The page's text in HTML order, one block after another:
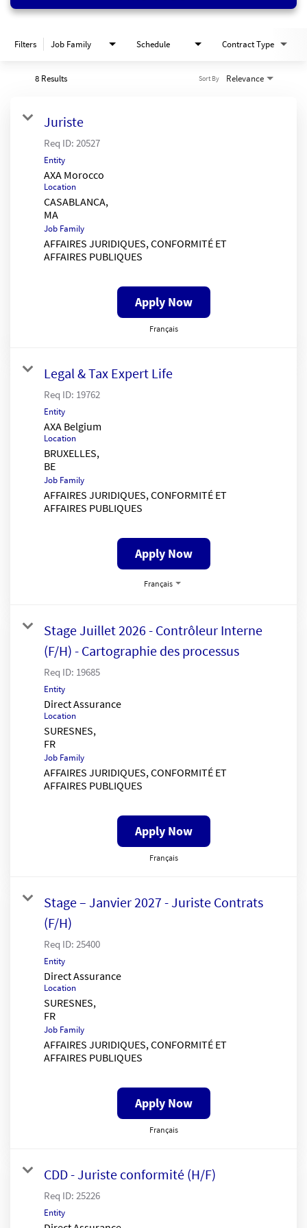
Filters Job Family Schedule Contract Type
8 Results Relevance
Sort By
Juriste
Req ID: 20527
Entity
AXA Morocco
Location
CASABLANCA,
Job Family
AFFAIRES JURIDIQUES, CONFORMITÉ ET
AFFAIRES PUBLIQUES
Apply Now
Français
Legal & Tax Expert Life
Req ID: 19762
Entity
AXA Belgium
Location
BRUXELLES,
Job Family
AFFAIRES JURIDIQUES, CONFORMITÉ ET
AFFAIRES PUBLIQUES
Apply Now
Français
Stage Juillet 2026 - Contrôleur Interne
(F/H) - Cartographie des processus
Req ID: 19685
Entity
Direct Assurance
Location
SURESNES,
Job Family
AFFAIRES JURIDIQUES, CONFORMITÉ ET
AFFAIRES PUBLIQUES
Apply Now
Français
Stage – Janvier 2027 - Juriste Contrats
(F/H)
Req ID: 25400
Entity
Direct Assurance
Location
SURESNES,
Job Family
AFFAIRES JURIDIQUES, CONFORMITÉ ET
AFFAIRES PUBLIQUES
Apply Now
Français
CDD - Juriste conformité (H/F)
Req ID: 25226
Entity